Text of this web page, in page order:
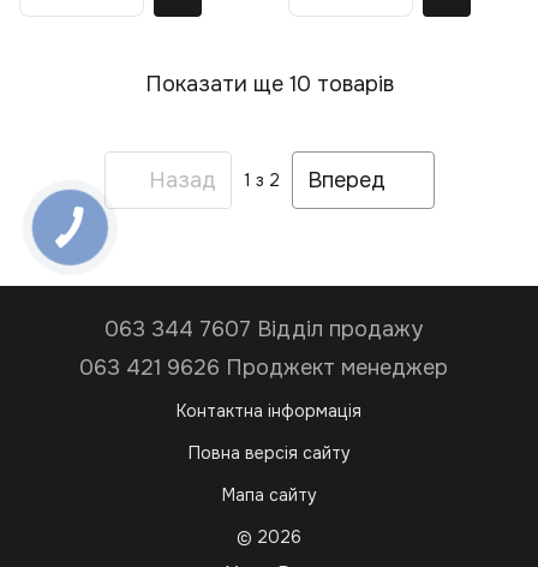
(09.0361.7.930.WH)
(09.0361.7.940.WH)
Показати ще 10 товарів
Назад 1 з 2 Вперед
063 344 7607 Відділ продажу
063 421 9626 Проджект менеджер
Контактна інформація
Повна версія сайту
Мапа сайту
© 2026